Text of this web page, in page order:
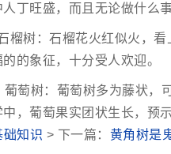
丁旺盛，而且无论做什么
榴树：石榴花火红似火，
的象征，十分受人欢迎。
葡萄树：葡萄树多为藤状，
，葡萄果实团状生长，预
础知识 > 下一篇： 黄角树是